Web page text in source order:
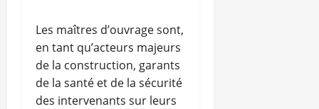
Les maîtres d’ouvrage sont,
en tant qu’acteurs majeurs
de la construction, garants
de la santé et de la sécurité
des intervenants sur leurs